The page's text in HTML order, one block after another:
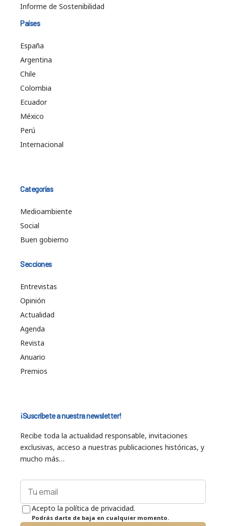
Informe de Sostenibilidad
Países
España
Argentina
Chile
Colombia
Ecuador
México
Perú
Internacional
Categorías
Medioambiente
Social
Buen gobierno
Secciones
Entrevistas
Opinión
Actualidad
Agenda
Revista
Anuario
Premios
¡Suscríbete a nuestra newsletter!
Recibe toda la actualidad responsable, invitaciones
exclusivas, acceso a nuestras publicaciones históricas, y
mucho más…
Acepto la política de privacidad.
Podrás darte de baja en cualquier momento.